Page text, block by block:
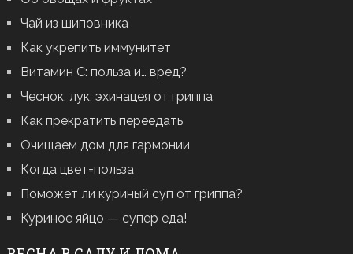
Чай из шиповника
Как укрепить иммунитет
Витамин С: польза и… вред?
Чеснок, лук, эхинацея от гриппа
Как прекратить переедать
Очищаем дом для гармонии
Когда цвет=польза
Поможет ли куриный суп от гриппа?
Куриное яйцо — супер еда!